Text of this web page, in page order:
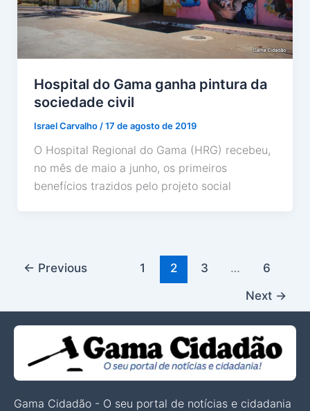
Hospital do Gama ganha pintura da
sociedade civil
Israel Carvalho /17 de agosto de 2019
O Hospital Regional do Gama (HRG) recebeu,
no mês de maio a junho, os primeiros
benefícios trazidos pelo projeto social
← Previous 1 2 3 …
6
Next →
Gama Cidadão - O seu portal de notícias e cidadania